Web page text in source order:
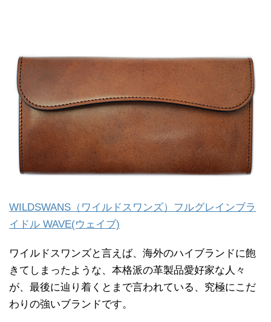
WILDSWANS（ワイルドスワンズ）フルグレインブラ
イドル WAVE(ウェイブ)
ワイルドスワンズと言えば、海外のハイブランドに飽
きてしまったような、本格派の革製品愛好家な人々
が、最後に辿り着くとまで言われている、究極にこだ
わりの強いブランドです。